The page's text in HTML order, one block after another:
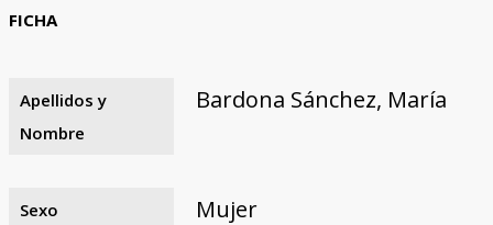
Razones y objetivos
El equipo
Colaboradores
Fuentes documentales
FICHA
Apellidos y
Nombre
Bardona Sánchez, María
Sexo Mujer